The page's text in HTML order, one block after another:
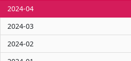
2024-04
2024-03
2024-02